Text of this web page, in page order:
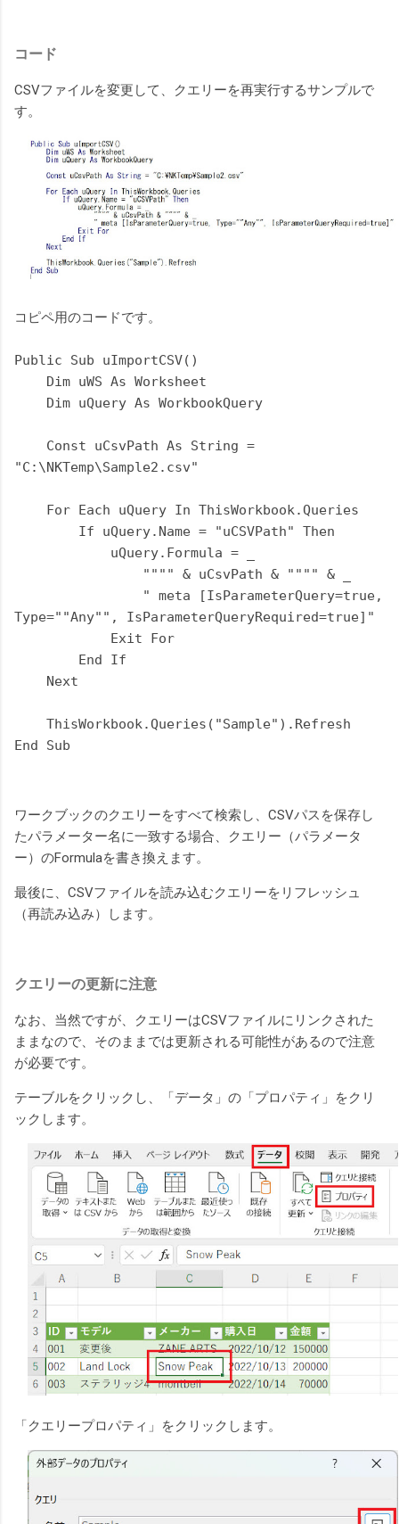
コード
CSVファイルを変更して、クエリーを再実行するサンプルで
す。
コピペ用のコードです。
Public Sub uImportCSV()
Dim uWS As Worksheet
Dim uQuery As WorkbookQuery
Const uCsvPath As String =
"C:\NKTemp\Sample2.csv"
For Each uQuery In ThisWorkbook.Queries
If uQuery.Name = "uCSVPath" Then
uQuery.Formula = _
"""" & uCsvPath & """" & _
" meta [IsParameterQuery=true,
Type=""Any"", IsParameterQueryRequired=true]"
Exit For
End If
Next
ThisWorkbook.Queries("Sample").Refresh
End Sub
ワークブックのクエリーをすべて検索し、CSVパスを保存し
たパラメーター名に一致する場合、クエリー（パラメータ
ー）のFormulaを書き換えます。
最後に、CSVファイルを読み込むクエリーをリフレッシュ
（再読み込み）します。
クエリーの更新に注意
なお、当然ですが、クエリーはCSVファイルにリンクされた
ままなので、そのままでは更新される可能性があるので注意
が必要です。
テーブルをクリックし、「データ」の「プロパティ」をクリ
ックします。
「クエリープロパティ」をクリックします。